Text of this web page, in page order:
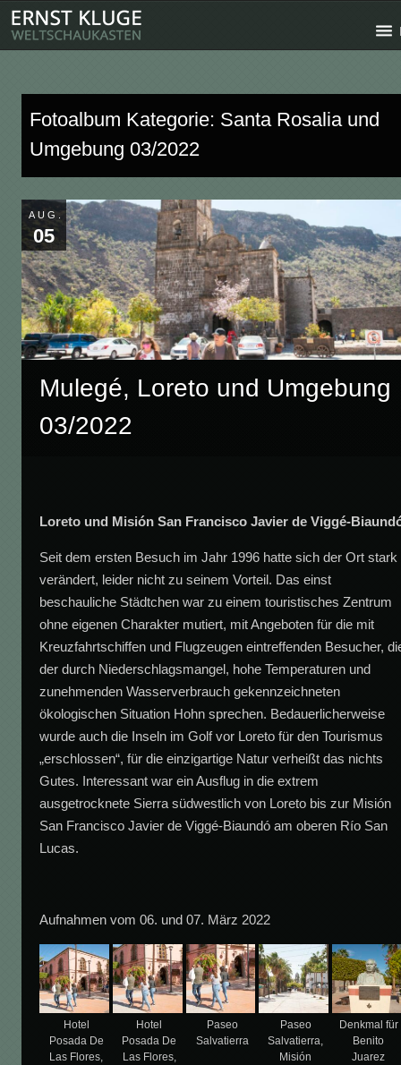
Fotoalbum Kategorie: Santa Rosalia und
Umgebung 03/2022
AUG.
05
Mulegé, Loreto und Umgebung
03/2022
Loreto und Misión San Francisco Javier de Viggé-
Seit dem ersten Besuch im Jahr 1996 hatte sich der Ort stark
verändert, leider nicht zu seinem Vorteil. Das einst
beschauliche Städtchen war zu einem touristisches Zentrum
ohne eigenen Charakter mutiert, mit Angeboten für die mit
Kreuzfahrtschiffen und Flugzeugen eintreffenden Besucher,
der durch Niederschlagsmangel, hohe Temperaturen und
zunehmenden Wasserverbrauch gekennzeichneten
ökologischen Situation Hohn sprechen. Bedauerlicherweise
wurde auch die Inseln im Golf vor Loreto für den Tourismus
„erschlossen“, für die einzigartige Natur verheißt das nichts
Gutes. Interessant war ein Ausflug in die extrem
ausgetrocknete Sierra südwestlich von Loreto bis zur Misión
San Francisco Javier de Viggé-Biaundó am oberen Río San
Lucas.
Aufnahmen vom 06. und 07. März 2022
Hotel
Posada De
Las Flores,
Hotel
Posada De
Las Flores,
Paseo
Salvatierra
Paseo
Salvatierra,
Misión
Denkmal für
Benito
Juarez